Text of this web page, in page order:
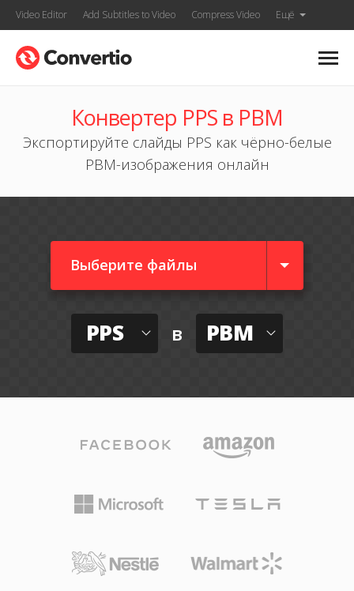
Video Editor Add Subtitles to Video Compress Video Ещё
Конвертер PPS в PBM
Экспортируйте слайды PPS как чёрно-белые
PBM-изображения онлайн
Выберите файлы
PPS в PBM